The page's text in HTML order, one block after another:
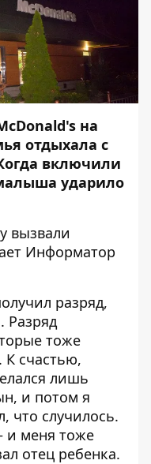
на
отдыхала с
включили
ударило
вызвали
Информатор
разряд,
Разряд
тоже
К счастью,
лишь
и потом я
что случилось.
и меня тоже
отец ребенка.